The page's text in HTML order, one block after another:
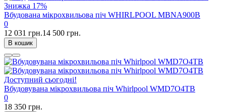
Знижка 17%
Вбудована мікрохвильова піч WHIRLPOOL MBNA900B
0
12 031 грн.14 500 грн.
В кошик
Доступний сьогодні!
Вбудовувана мікрохвильова піч Whirlpool WMD7O4TB
0
18 350 грн.